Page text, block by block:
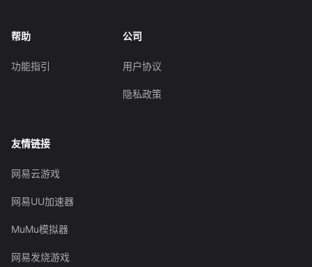
帮助
功能指引
公司
用户协议
隐私政策
友情链接
网易云游戏
网易UU加速器
MuMu模拟器
网易发烧游戏